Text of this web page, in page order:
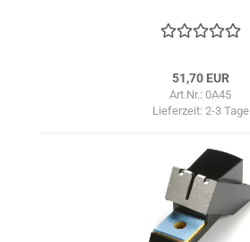
51,70 EUR
Art.Nr.: 0A45
Lieferzeit: 2-3 Tage